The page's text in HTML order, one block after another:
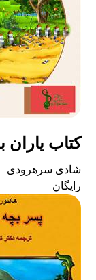
کتاب
شادی سرهرودی
رایگان